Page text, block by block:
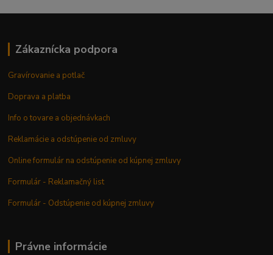
Zákaznícka podpora
Gravírovanie a potlač
Doprava a platba
Info o tovare a objednávkach
Reklamácie a odstúpenie od zmluvy
Online formulár na odstúpenie od kúpnej zmluvy
Formulár - Reklamačný list
Formulár - Odstúpenie od kúpnej zmluvy
Právne informácie